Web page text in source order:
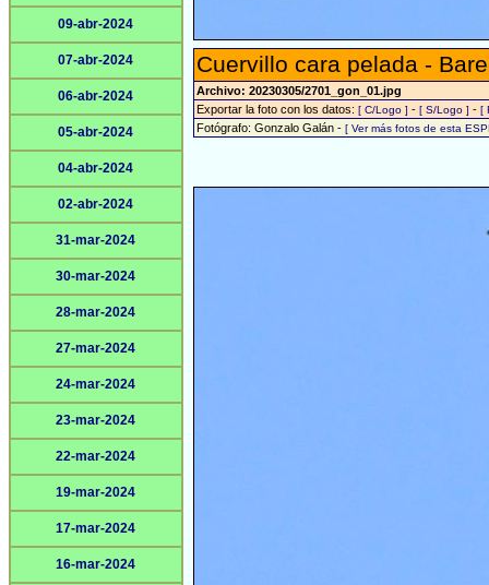
09-abr-2024
07-abr-2024
06-abr-2024
05-abr-2024
04-abr-2024
02-abr-2024
31-mar-2024
30-mar-2024
28-mar-2024
27-mar-2024
24-mar-2024
23-mar-2024
22-mar-2024
19-mar-2024
17-mar-2024
16-mar-2024
Cuervillo cara pelada -
Archivo: 20230305/2701_gon_01.jpg
Exportar la foto con los datos: [ C/Logo ] - [ S/Logo ] - [
Fotógrafo: Gonzalo Galán - [ Ver más fotos de esta